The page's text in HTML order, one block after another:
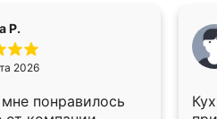
Р.
2026
понравилось